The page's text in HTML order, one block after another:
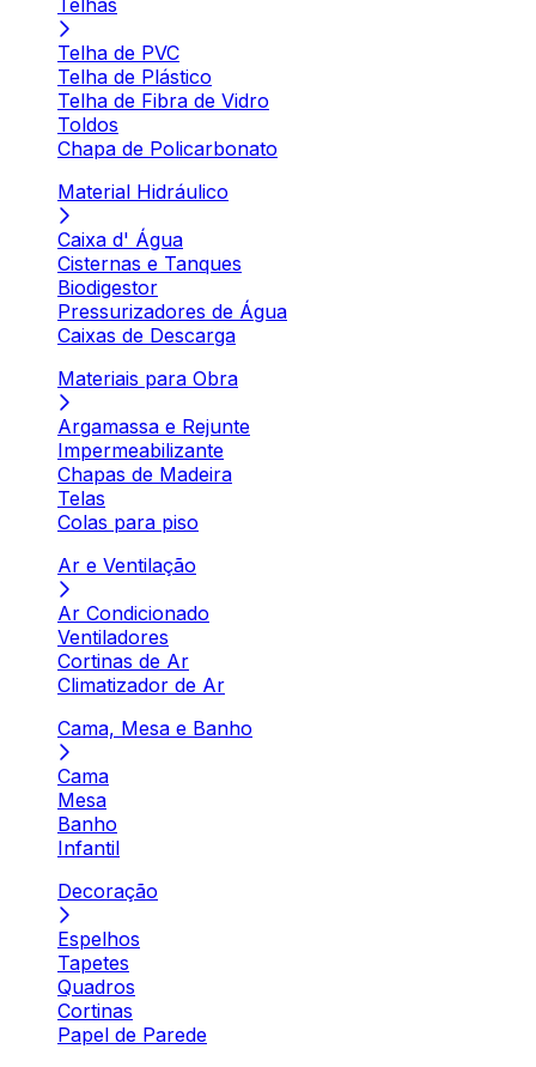
Telhas
Telha de PVC
Telha de Plástico
Telha de Fibra de Vidro
Toldos
Chapa de Policarbonato
Material Hidráulico
Caixa d' Água
Cisternas e Tanques
Biodigestor
Pressurizadores de Água
Caixas de Descarga
Materiais para Obra
Argamassa e Rejunte
Impermeabilizante
Chapas de Madeira
Telas
Colas para piso
Ar e Ventilação
Ar Condicionado
Ventiladores
Cortinas de Ar
Climatizador de Ar
Cama, Mesa e Banho
Cama
Mesa
Banho
Infantil
Decoração
Espelhos
Tapetes
Quadros
Cortinas
Papel de Parede